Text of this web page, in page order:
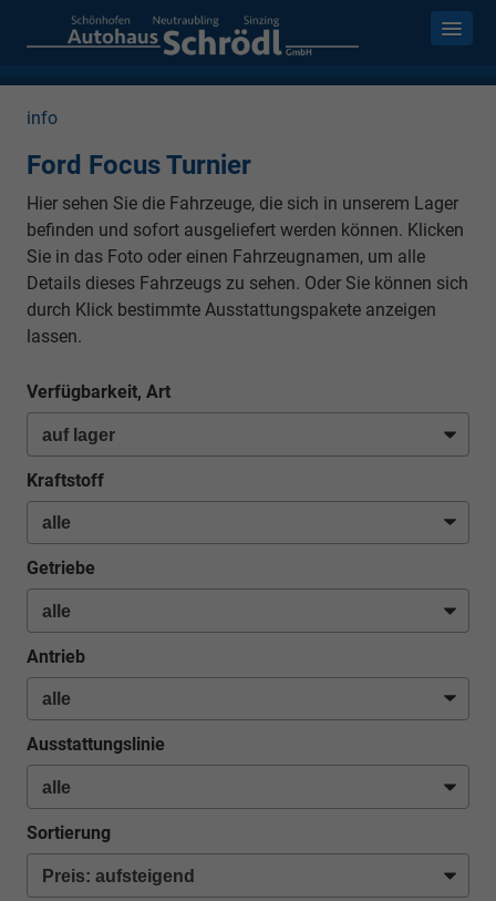
info
Ford Focus Turnier
Hier sehen Sie die Fahrzeuge, die sich in unserem Lager
befinden und sofort ausgeliefert werden können. Klicken
Sie in das Foto oder einen Fahrzeugnamen, um alle
Details dieses Fahrzeugs zu sehen. Oder Sie können sich
durch Klick bestimmte Ausstattungspakete anzeigen
lassen.
Verfügbarkeit, Art
Kraftstoff
Getriebe
Antrieb
Ausstattungslinie
Sortierung